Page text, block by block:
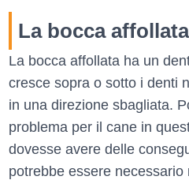
La bocca affollata
La bocca affollata ha un
cresce sopra o sotto i denti
in una direzione sbagliata.
problema per il cane in
dovesse avere delle
potrebbe essere